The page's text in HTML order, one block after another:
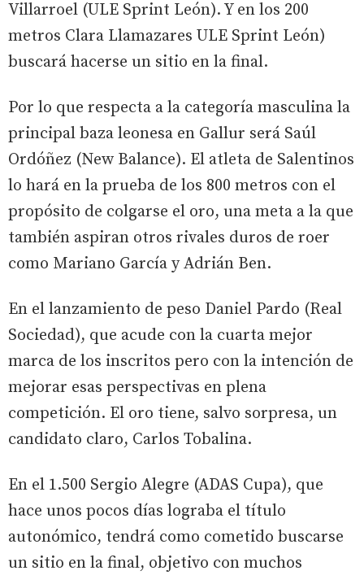
Villarroel (ULE Sprint León). Y en los 200
metros Clara Llamazares ULE Sprint León)
buscará hacerse un sitio en la final.
Por lo que respecta a la categoría masculina la
principal baza leonesa en Gallur será Saúl
Ordóñez (New Balance). El atleta de Salentinos
lo hará en la prueba de los 800 metros con el
propósito de colgarse el oro, una meta a la que
también aspiran otros rivales duros de roer
como Mariano García y Adrián Ben.
En el lanzamiento de peso Daniel Pardo (Real
Sociedad), que acude con la cuarta mejor
marca de los inscritos pero con la intención de
mejorar esas perspectivas en plena
competición. El oro tiene, salvo sorpresa, un
candidato claro, Carlos Tobalina.
En el 1.500 Sergio Alegre (ADAS Cupa), que
hace unos pocos días lograba el título
autonómico, tendrá como cometido buscarse
un sitio en la final, objetivo con muchos